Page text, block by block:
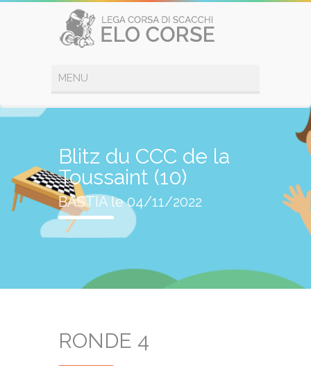
Blitz du CCC de la
Toussaint (10)
BASTIA le 04/11/2022
RONDE 4